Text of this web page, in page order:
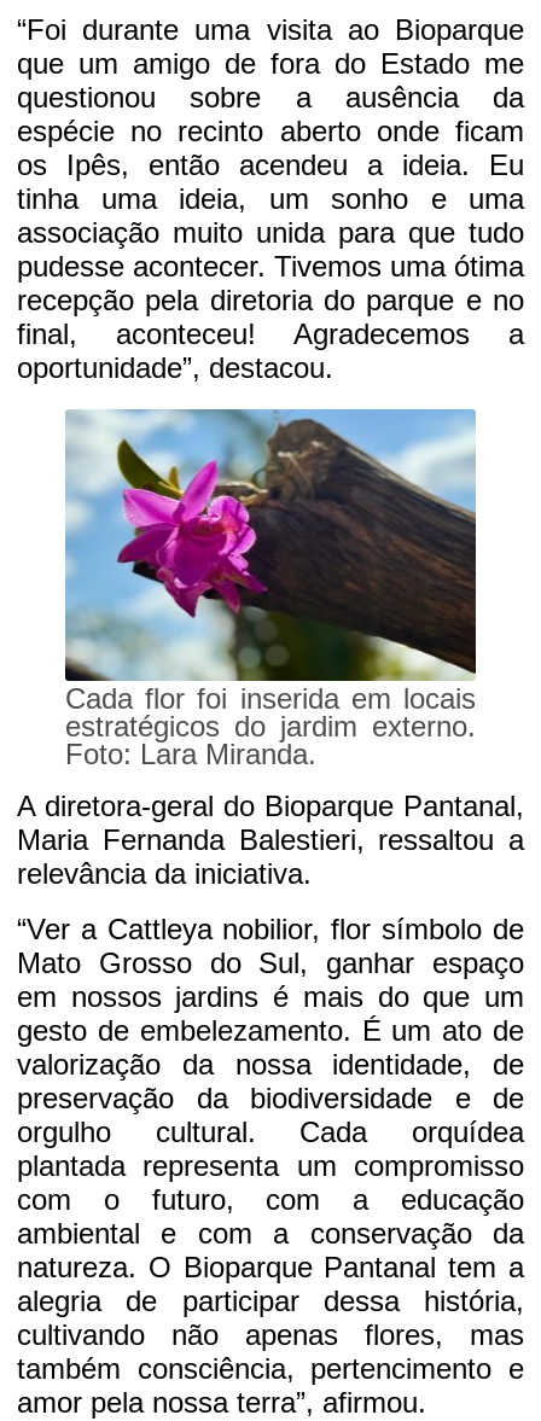
“Foi durante uma visita ao Bioparque
que um amigo de fora do Estado me
questionou sobre a ausência da
espécie no recinto aberto onde ficam
os Ipês, então acendeu a ideia. Eu
tinha uma ideia, um sonho e uma
associação muito unida para que tudo
pudesse acontecer. Tivemos uma ótima
recepção pela diretoria do parque e no
final, aconteceu! Agradecemos a
oportunidade”, destacou.
Cada flor foi inserida em locais
estratégicos do jardim externo.
Foto: Lara Miranda.
A diretora-geral do Bioparque Pantanal,
Maria Fernanda Balestieri, ressaltou a
relevância da iniciativa.
“Ver a Cattleya nobilior, flor símbolo de
Mato Grosso do Sul, ganhar espaço
em nossos jardins é mais do que um
gesto de embelezamento. É um ato de
valorização da nossa identidade, de
preservação da biodiversidade e de
orgulho cultural. Cada orquídea
plantada representa um compromisso
com o futuro, com a educação
ambiental e com a conservação da
natureza. O Bioparque Pantanal tem a
alegria de participar dessa história,
cultivando não apenas flores, mas
também consciência, pertencimento e
amor pela nossa terra”, afirmou.